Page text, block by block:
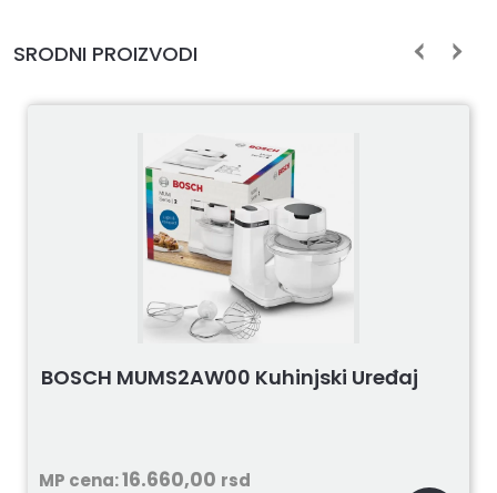
SRODNI PROIZVODI
BOSCH MUMS2AW00 Kuhinjski Uređaj
MP cena:16.660,00 rsd